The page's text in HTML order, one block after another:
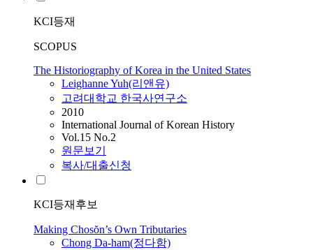
KCI등재
SCOPUS
The Historiography of Korea in the United States
Leighanne Yuh(리앤유)
고려대학교 한국사연구소
2010
International Journal of Korean History
Vol.15 No.2
원문보기
복사/대출신청
KCI등재후보
Making Chosŏn’s Own Tributaries
Chong Da-ham(정다함)